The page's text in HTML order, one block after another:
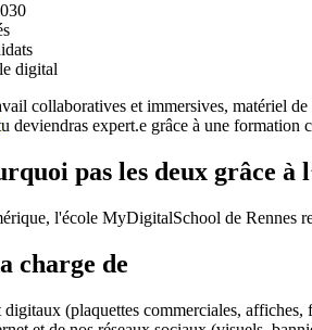
digital
collaboratives et immersives, matériel
deviendras expert.e grâce à une formation
pas les deux grâce à
l'école MyDigitalSchool de Rennes
charge de
(plaquettes commerciales,